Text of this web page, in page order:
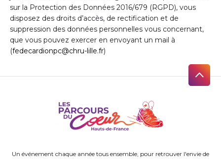
sur la Protection des Données 2016/679 (RGPD), vous
disposez des droits d’accès, de rectification et de
suppression des données personnelles vous concernant,
que vous pouvez exercer en envoyant un mail à
(fedecardionpc@chru-lille.fr)
Un événement chaque année tous ensemble, pour retrouver l'envie de